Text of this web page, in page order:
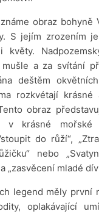
obraz bohyně
S jejím zrozením
a za svítání
deštěm
rozkvétají
obraz
v krásné
do růží“,
nebo
„zasvěcení mladé
legend měly první
oplakávající